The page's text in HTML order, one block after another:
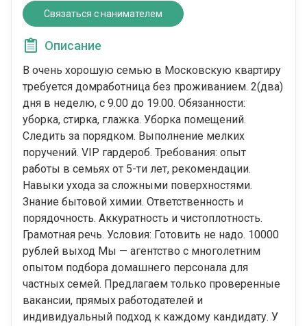
Связаться с нанимателем
Описание
В очень хорошую семью в Московскую квартиру
требуется домработница без проживанием. 2(два)
дня в неделю, с 9.00 до 19.00. Обязанности:
уборка, стирка, глажка. Уборка помещений.
Следить за порядком. Выполнение мелких
поручений. VIP гардероб. Требования: опыт
работы в семьях от 5-ти лет, рекомендации.
Навыки ухода за сложными поверхностями.
Знание бытовой химии. Ответственность и
порядочность. Аккуратность и чистоплотность.
Грамотная речь. Условия: Готовить не надо. 10000
рублей выход Мы — агентство с многолетним
опытом подбора домашнего персонала для
частных семей. Предлагаем только проверенные
вакансии, прямых работодателей и
индивидуальный подход к каждому кандидату. У